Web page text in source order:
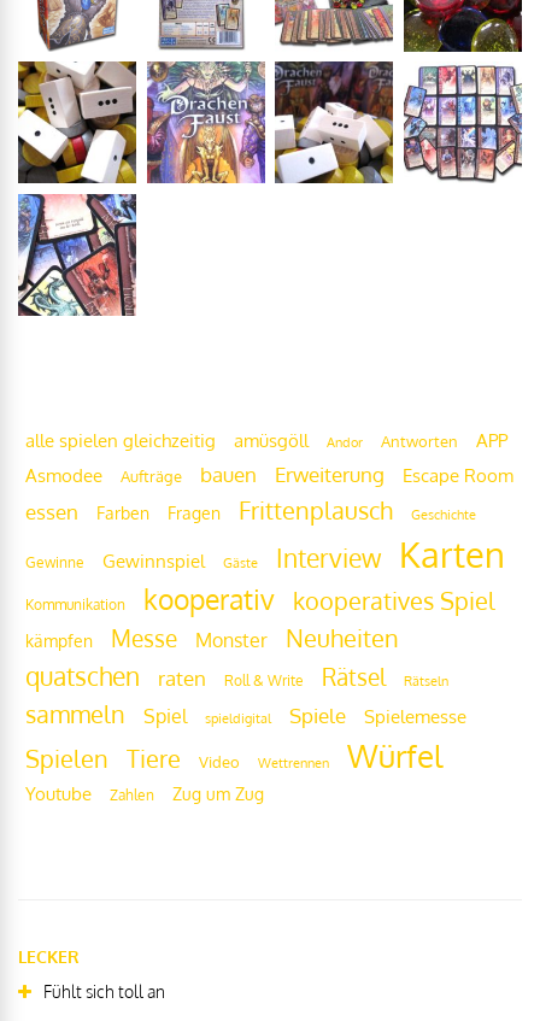
alle spielen gleichzeitig amüsgöll Andor Antworten
APP
Asmodee
Aufträge bauen Erweiterung Escape Room
essen Farben Fragen Frittenplausch Geschichte
Gewinne Gewinnspiel Gäste Interview Karten
Kommunikation kooperativ kooperatives Spiel
kämpfen Messe Monster Neuheiten
quatschen raten Roll & Write Rätsel Rätseln
sammeln Spiel spieldigital Spiele Spielemesse
Spielen Tiere Video Wettrennen Würfel
Youtube Zahlen Zug um Zug
LECKER
Fühlt sich toll an